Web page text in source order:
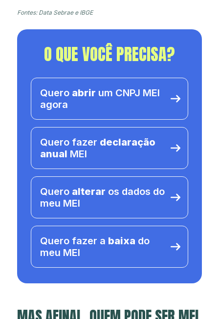
Fontes: Data Sebrae e IBGE
O QUE VOCÊ PRECISA?
Quero abrir um CNPJ MEI
agora
Quero fazer declaração
anual MEI
Quero alterar os dados do
meu MEI
Quero fazer a baixa do
meu MEI